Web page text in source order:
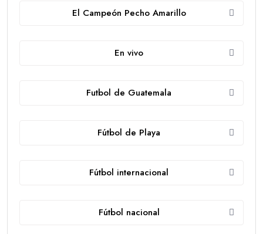
El Campeón Pecho Amarillo
En vivo
Futbol de Guatemala
Fútbol de Playa
Fútbol internacional
Fútbol nacional